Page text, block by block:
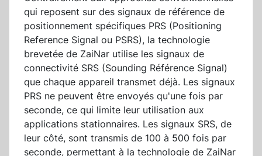
qui reposent sur des signaux de référence de
positionnement spécifiques PRS (Positioning
Reference Signal ou PSRS), la technologie
brevetée de ZaiNar utilise les signaux de
connectivité SRS (Sounding Référence Signal)
que chaque appareil transmet déjà. Les signaux
PRS ne peuvent être envoyés qu'une fois par
seconde, ce qui limite leur utilisation aux
applications stationnaires. Les signaux SRS, de
leur côté, sont transmis de 100 à 500 fois par
seconde, permettant à la technologie de ZaiNar